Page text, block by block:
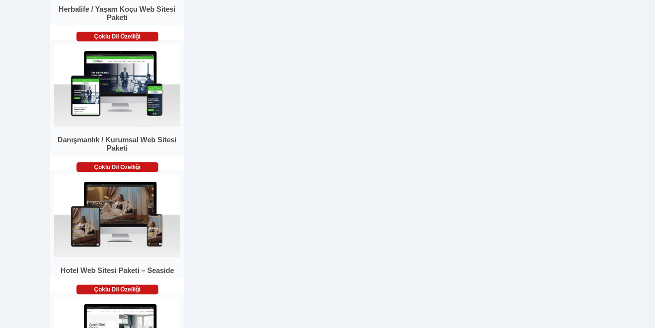
Herbalife / Yaşam Koçu Web Sitesi
Paketi
Çoklu Dil Özelliği
Danışmanlık / Kurumsal Web Sitesi
Paketi
Çoklu Dil Özelliği
Hotel Web Sitesi Paketi – Seaside
Çoklu Dil Özelliği